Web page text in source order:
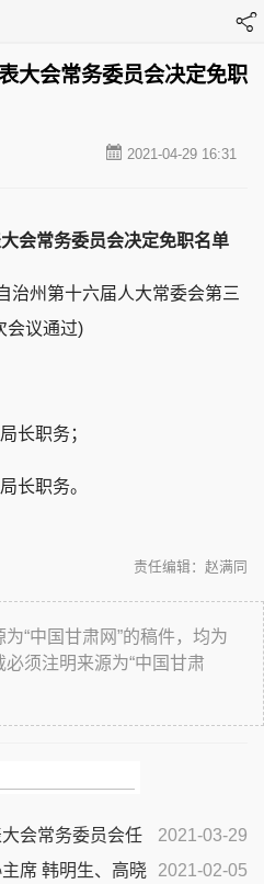
大会常务委员会决定免职
2021-04-29 16:31
会常务委员会决定免职名单
治州第十六届人大常委会第三
会议通过)
职务；
职务。
责任编辑：赵满同
“中国甘肃网”的稿件，均为
须注明来源为“中国甘肃
2021-03-29
会常务委员会任
2021-02-05
席 韩明生、高晓